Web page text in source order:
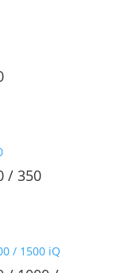
/ 350